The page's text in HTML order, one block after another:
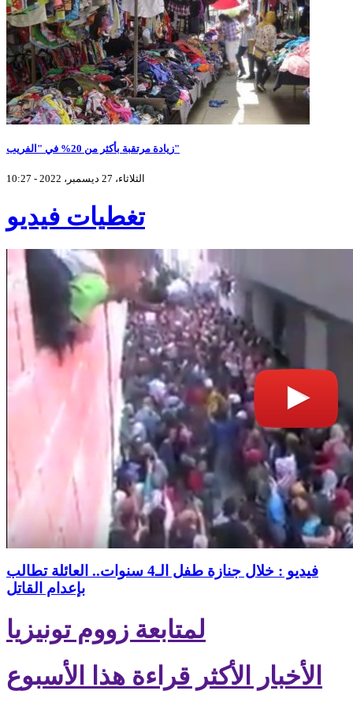
زيادة مرتقبة بأكثر من 20% في "الفريب"
الثلاثاء، 27 ديسمبر، 2022 - 10:27
تغطيات فيديو
فيديو : خلال جنازة طفل الـ4 سنوات.. العائلة تطالب
بإعدام القاتل
لمتابعة زووم تونيزيا
الأخبار الأكثر قراءة هذا الأسبوع